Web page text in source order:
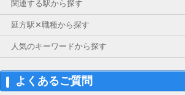
関連する駅から探す
延方駅✕職種から探す
人気のキーワードから探す
よくあるご質問